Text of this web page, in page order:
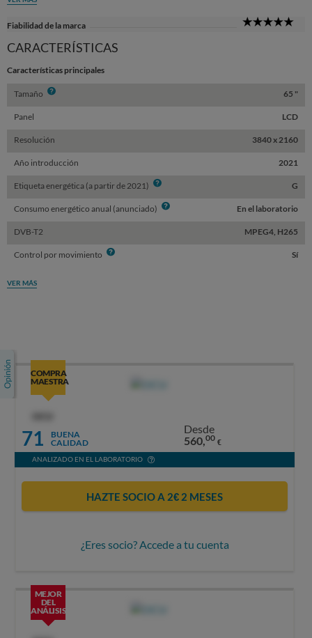
Fiabilidad de la marca
CARACTERÍSTICAS
Características principales
Tamaño Info 65 "
Panel LCD
Resolución 3840 x 2160
Año introducción 2021
Etiqueta energética (a partir de 2021) Info G
Consumo energético anual (anunciado) Info En el laboratorio
DVB-T2 MPEG4, H265
Control por movimiento Info Sí
VER MÁS
COMPRA
MAESTRA
71
BUENA
CALIDAD
Desde
560,00 €
ANALIZADO EN EL LABORATORIO
HAZTE SOCIO A 2€ 2 MESES
¿Eres socio? Accede a tu cuenta
MEJOR
DEL
ANÁLISIS